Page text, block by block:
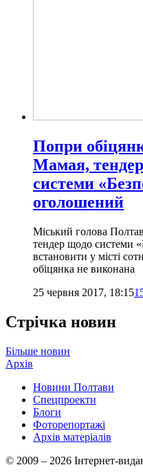
Попри
Мамая,
системи
оголошений
Міський голова
тендер щодо системи
встановити у місті
обіцянка не виконана
25 червня 2017, 18:15
Стрічка новин
Більше новин
Архів
Новини Полтави
Спецпроекти
Блоги
Фоторепортажі
Архів матеріалів
© 2009 – 2026 Інтернет-